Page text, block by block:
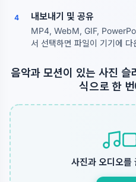
4 내보내기 및 공유
MP4, WebM, GIF,
서 선택하면 파일이 기기에 다
음악과 모션이 있는 사진
식으로 한 번
사진과 오디오를